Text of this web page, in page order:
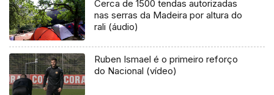
Cerca de 1500 tendas autorizadas
nas serras da Madeira por altura do
rali (áudio)
Ruben Ismael é o primeiro reforço
do Nacional (vídeo)